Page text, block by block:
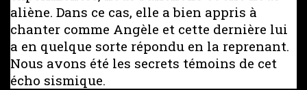
aliène. Dans ce cas, elle a bien appris à
chanter comme Angèle et cette dernière lui
a en quelque sorte répondu en la reprenant.
Nous avons été les secrets témoins de cet
écho sismique.